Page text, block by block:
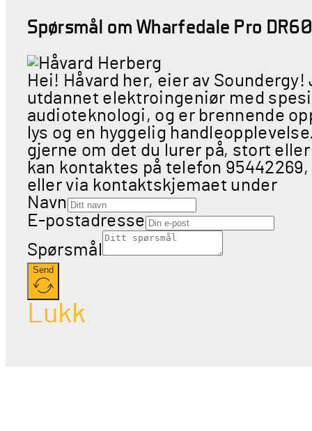
Spørsmål om Wharfedale Pro
Hei! Håvard her, eier av Soundergy!
utdannet elektroingeniør med
audioteknologi, og er brennende
lys og en hyggelig
gjerne om det du lurer på, stort
kan kontaktes på telefon
eller via kontaktskjemaet under
Navn
E-postadresse
Spørsmål
Send
Lukk